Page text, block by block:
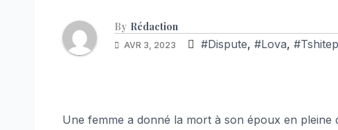
By Rédaction
AVR 3, 2023 #Dispute, #Lova,
Une femme a donné la mort à son époux en